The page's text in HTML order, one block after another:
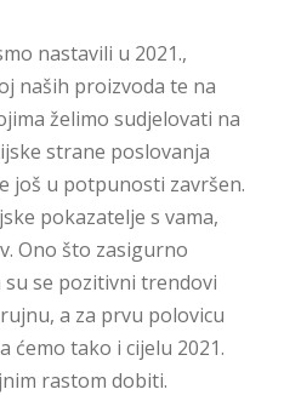
nastavili u 2021.,
naših proizvoda te na
želimo sudjelovati na
strane poslovanja
još u potpunosti završen.
pokazatelje s vama,
Ono što zasigurno
su se pozitivni trendovi
a za prvu polovicu
ćemo tako i cijelu 2021.
rastom dobiti.